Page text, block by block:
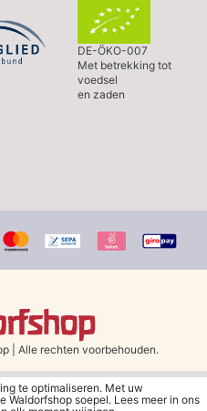
DE-ÖKO-007
Met betrekking tot
voedsel
en zaden
Alle rechten voorbehouden.
België vanaf 79 euro bij het
"DHL - Besparing op
te optimaliseren. Met uw
soepel. Lees meer in ons